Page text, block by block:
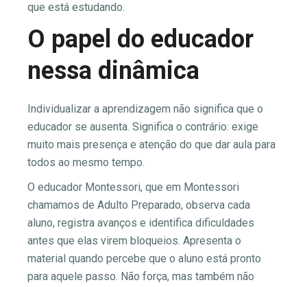
que está estudando.
O papel do educador
nessa dinâmica
Individualizar a aprendizagem não significa que o
educador se ausenta. Significa o contrário: exige
muito mais presença e atenção do que dar aula para
todos ao mesmo tempo.
O educador Montessori, que em Montessori
chamamos de Adulto Preparado, observa cada
aluno, registra avanços e identifica dificuldades
antes que elas virem bloqueios. Apresenta o
material quando percebe que o aluno está pronto
para aquele passo. Não força, mas também não